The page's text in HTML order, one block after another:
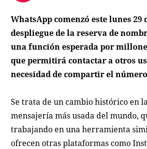
WhatsApp comenzó este lunes 29
despliegue de la reserva de
una función esperada por
que permitirá contactar a otros
necesidad de compartir el
Se trata de un cambio histórico en
mensajería más usada del mundo,
trabajando en una herramienta
ofrecen otras plataformas como